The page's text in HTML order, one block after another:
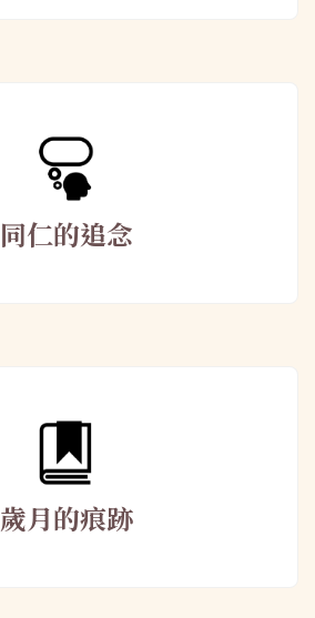
同仁的追念
歲月的痕跡